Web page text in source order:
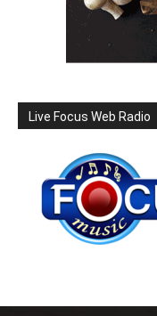
Live Focus Web Radio